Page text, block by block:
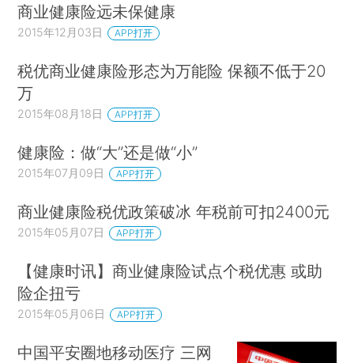
商业健康险远未保健康
2015年12月03日 APP打开
税优商业健康险形态为万能险 保额不低于20
万
2015年08月18日 APP打开
健康险：做“大”还是做“小”
2015年07月09日 APP打开
商业健康险税优政策破冰 年税前可扣2400元
2015年05月07日 APP打开
【健康时讯】商业健康险试点个税优惠 或助
险企扭亏
2015年05月06日 APP打开
中国平安圈地移动医疗 三网